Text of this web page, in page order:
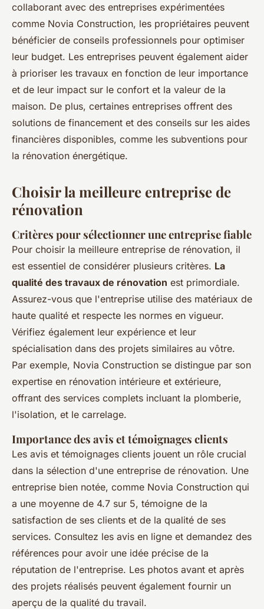
collaborant avec des entreprises expérimentées
comme Novia Construction, les propriétaires peuvent
bénéficier de conseils professionnels pour optimiser
leur budget. Les entreprises peuvent également aider
à prioriser les travaux en fonction de leur importance
et de leur impact sur le confort et la valeur de la
maison. De plus, certaines entreprises offrent des
solutions de financement et des conseils sur les aides
financières disponibles, comme les subventions pour
la rénovation énergétique.
Choisir la meilleure entreprise de
rénovation
Critères pour sélectionner une entreprise fiable
Pour choisir la meilleure entreprise de rénovation, il
est essentiel de considérer plusieurs critères. La
qualité des travaux de rénovation est primordiale.
Assurez-vous que l'entreprise utilise des matériaux de
haute qualité et respecte les normes en vigueur.
Vérifiez également leur expérience et leur
spécialisation dans des projets similaires au vôtre.
Par exemple, Novia Construction se distingue par son
expertise en rénovation intérieure et extérieure,
offrant des services complets incluant la plomberie,
l'isolation, et le carrelage.
Importance des avis et témoignages clients
Les avis et témoignages clients jouent un rôle crucial
dans la sélection d'une entreprise de rénovation. Une
entreprise bien notée, comme Novia Construction qui
a une moyenne de 4.7 sur 5, témoigne de la
satisfaction de ses clients et de la qualité de ses
services. Consultez les avis en ligne et demandez des
références pour avoir une idée précise de la
réputation de l'entreprise. Les photos avant et après
des projets réalisés peuvent également fournir un
aperçu de la qualité du travail.